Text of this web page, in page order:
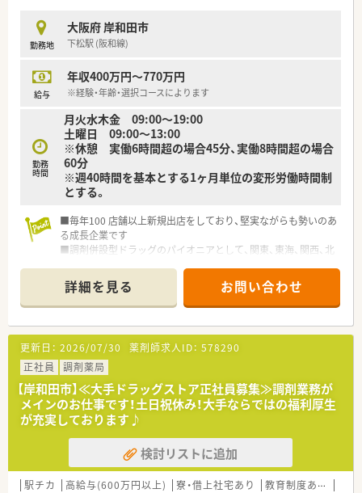
があるのも特徴です
勤務地
大阪府 岸和田市
下松駅 (阪和線)
給与
年収400万円～770万円
※経験・年齢・選択コースによります
勤務
時間
月火水木金 09:00〜19:00
土曜日 09:00〜13:00
※休憩 実働6時間超の場合45分、実働8時間超の場合
60分
※週40時間を基本とする1ヶ月単位の変形労働時間制
とする。
■毎年100 店舗以上新規出店をしており、堅実ながらも勢いのあ
る成長企業です
■調剤併設型ドラッグのパイオニアとして、関東、東海、関西、北
■研修制度は様々なプランがあり、集合研修だけでなく任意で受
講可能な研修も幅広く用意されています
■店舗で活躍する従業員、社外で活躍する従業員、将来経営幹部
となる従業員など、薬剤師として様々な活躍ができるフィールド
を用意されています
■総合薬剤師・調剤薬剤師（土日休み・19時までの勤務）どちらか
の働き方を選択できます
■調剤併設型だけでなく「医療モール・クリニック併設店舗」「敷
地内薬局」「訪問調剤特化型店舗」など様々な店舗を運営してい
ます
■在宅医療にも積極的取り組んでおり「訪問調剤特化型店舗」を
50店舗以上、無菌調剤室は業界最多の51店舗設置しています
■「プラチナくるみん認定企業」「健康経営優良法人2023（大規模
法人部門）認定」等を取得し一人ひとりが働きやすい環境が整備
されています
詳細を見る お問い合わせ
更新日： 2026/07/30 薬剤師求人ID： 578290
正社員
調剤薬局
【岸和田市】≪大手ドラッグストア正社員募集≫調剤業務が
メインのお仕事です！土日祝休み！大手ならではの福利厚生
が充実しております♪
検討リストに追加
駅チカ 高給与(600万円以上) 寮・借上社宅あり 教育制度あり